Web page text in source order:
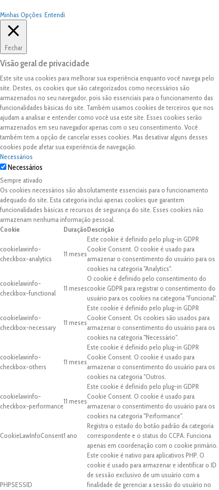
Minhas Opções Entendi
Fechar
Visão geral de privacidade
Este site usa cookies para melhorar sua experiência enquanto você navega pelo
site. Destes, os cookies que são categorizados como necessários são
armazenados no seu navegador, pois são essenciais para o funcionamento das
funcionalidades básicas do site. Também usamos cookies de terceiros que nos
ajudam a analisar e entender como você usa este site. Esses cookies serão
armazenados em seu navegador apenas com o seu consentimento. Você
também tem a opção de cancelar esses cookies. Mas desativar alguns desses
cookies pode afetar sua experiência de navegação.
Necessários
Necessários
Sempre ativado
Os cookies necessários são absolutamente essenciais para o funcionamento
adequado do site. Esta categoria inclui apenas cookies que garantem
funcionalidades básicas e recursos de segurança do site. Esses cookies não
armazenam nenhuma informação pessoal.
Cookie
DuraçãoDescrição
cookielawinfo-
checkbox-analytics
11 meses
Este cookie é definido pelo plug-in GDPR
Cookie Consent. O cookie é usado para
armazenar o consentimento do usuário para os
cookies na categoria "Analytics".
cookielawinfo-
checkbox-functional
11 meses
O cookie é definido pelo consentimento do
cookie GDPR para registrar o consentimento do
usuário para os cookies na categoria "Funcional".
cookielawinfo-
checkbox-necessary
11 meses
Este cookie é definido pelo plug-in GDPR
Cookie Consent. Os cookies são usados para
armazenar o consentimento do usuário para os
cookies na categoria "Necessário".
cookielawinfo-
checkbox-others
11 meses
Este cookie é definido pelo plug-in GDPR
Cookie Consent. O cookie é usado para
armazenar o consentimento do usuário para os
cookies na categoria "Outros.
cookielawinfo-
checkbox-performance
11 meses
Este cookie é definido pelo plug-in GDPR
Cookie Consent. O cookie é usado para
armazenar o consentimento do usuário para os
cookies na categoria "Performance".
CookieLawInfoConsent1 ano
Registra o estado do botão padrão da categoria
correspondente e o status do CCPA. Funciona
apenas em coordenação com o cookie primário.
PHPSESSID
Este cookie é nativo para aplicativos PHP. O
cookie é usado para armazenar e identificar o ID
de sessão exclusivo de um usuário com a
finalidade de gerenciar a sessão do usuário no